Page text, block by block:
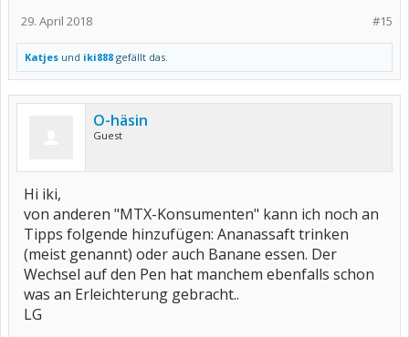
#15
29. April 2018
Katjes und iki888 gefällt das.
O-häsin
Guest
Hi iki,
von anderen "MTX-Konsumenten" kann ich noch an
Tipps folgende hinzufügen: Ananassaft trinken
(meist genannt) oder auch Banane essen. Der
Wechsel auf den Pen hat manchem ebenfalls schon
was an Erleichterung gebracht..
LG